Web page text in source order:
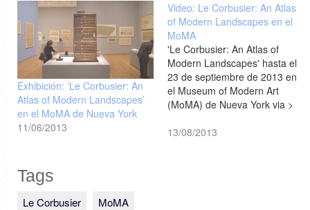
Exhibición: ‘Le Corbusier: An
Atlas of Modern Landscapes’
en el MoMA de Nueva York
11/06/2013
Video: Le Corbusier: An Atlas
of Modern Landscapes en el
MoMA
'Le Corbusier: An Atlas of
Modern Landscapes' hasta el
23 de septiembre de 2013 en
el Museum of Modern Art
(MoMA) de Nueva York via >
NA >>>
13/08/2013
Tags
Le Corbusier MoMA